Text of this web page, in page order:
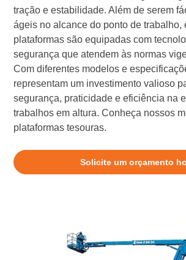
tração e estabilidade. Além de serem
ágeis no alcance do ponto de trabalho,
plataformas são equipadas com
segurança que atendem às normas
Com diferentes modelos e
representam um investimento valioso
segurança, praticidade e eficiência na
trabalhos em altura. Conheça nossos
plataformas tesouras.
Solicite um orçamento